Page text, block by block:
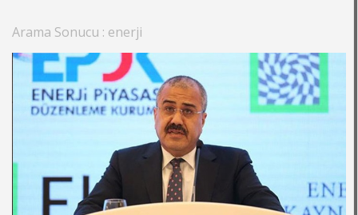
Arama Sonucu : enerji